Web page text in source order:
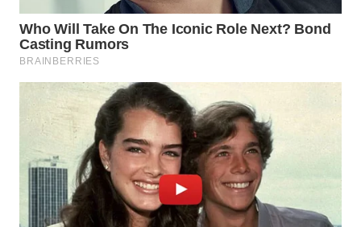
CO ID
WAHANANEWS
NET
WAHANA
WAHANA
UMKM